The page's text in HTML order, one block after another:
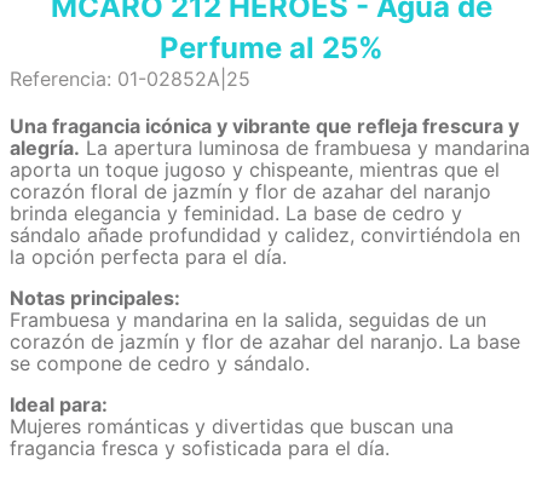
Perfume al 25%
Referencia: 01-02852A|25
Una fragancia icónica y vibrante que refleja frescura y
alegría. La apertura luminosa de frambuesa y mandarina
aporta un toque jugoso y chispeante, mientras que el
corazón floral de jazmín y flor de azahar del naranjo
brinda elegancia y feminidad. La base de cedro y
sándalo añade profundidad y calidez, convirtiéndola en
la opción perfecta para el día.
Notas principales:
Frambuesa y mandarina en la salida, seguidas de un
corazón de jazmín y flor de azahar del naranjo. La base
se compone de cedro y sándalo.
Ideal para:
Mujeres románticas y divertidas que buscan una
fragancia fresca y sofisticada para el día.